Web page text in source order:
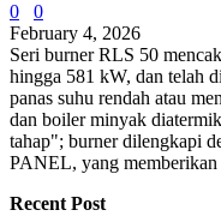
0
0
February 4, 2026
Seri burner RLS 50
hingga 581 kW, dan telah
panas suhu rendah atau
dan boiler minyak
tahap"; burner dilengkapi
PANEL, yang memberikan
Recent Post